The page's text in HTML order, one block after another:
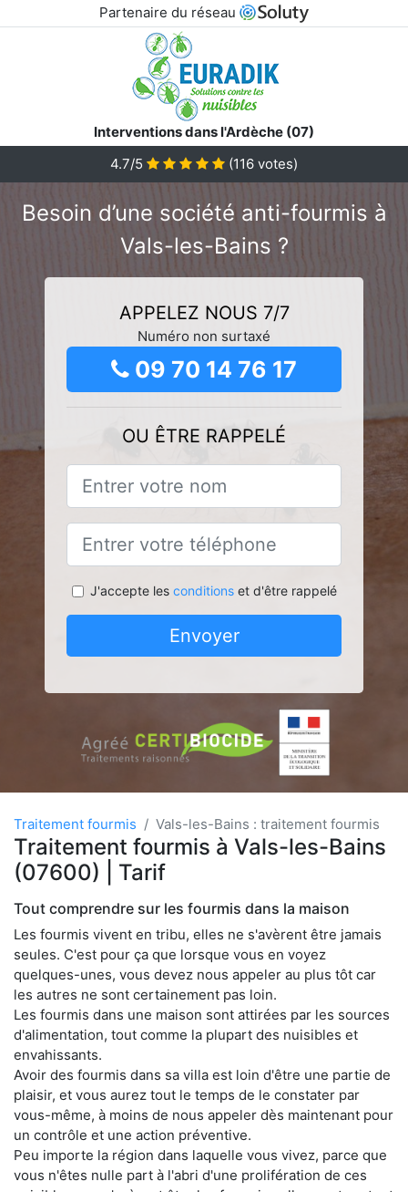
Partenaire du réseau
Interventions dans l'Ardèche (07)
4.7/5
(116 votes)
Besoin d’une société anti-fourmis à
Vals-les-Bains ?
APPELEZ NOUS 7/7
Numéro non surtaxé
09 70 14 76 17
OU ÊTRE RAPPELÉ
J'accepte les conditionset d'être rappelé
Envoyer
Traitement fourmis Vals-les-Bains : traitement fourmis
Traitement fourmis à Vals-les-Bains
(07600) | Tarif
Tout comprendre sur les fourmis dans la maison
Les fourmis vivent en tribu, elles ne s'avèrent être jamais
seules. C'est pour ça que lorsque vous en voyez
quelques-unes, vous devez nous appeler au plus tôt car
les autres ne sont certainement pas loin.
Les fourmis dans une maison sont attirées par les sources
d'alimentation, tout comme la plupart des nuisibles et
envahissants.
Avoir des fourmis dans sa villa est loin d'être une partie de
plaisir, et vous aurez tout le temps de le constater par
vous-même, à moins de nous appeler dès maintenant pour
un contrôle et une action préventive.
Peu importe la région dans laquelle vous vivez, parce que
vous n'êtes nulle part à l'abri d'une prolifération de ces